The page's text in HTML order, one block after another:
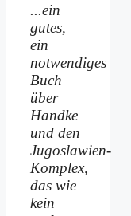
...ein
gutes,
ein
notwendiges
Buch
über
Handke
und den
Jugoslawien-
Komplex,
das wie
kein